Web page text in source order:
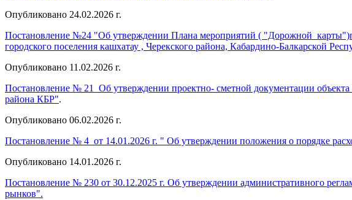
Опубликовано 24.02.2026 г.
Постановление №24 "Об утверждении Плана мероприятий ( "Дорожной
городского поселения кашхатау , Черекского района, Кабардино-Балкарской
Опубликовано 11.02.2026 г.
Постановление № 21 Об утверждении проектно- сметной документации
района КБР".
Опубликовано 06.02.2026 г.
Постановление № 4 от 14.01.2026 г. " Об утверждении положения о порядке
Опубликовано 14.01.2026 г.
Постановление № 230 от 30.12.2025 г. Об утверждении административного
рынков".